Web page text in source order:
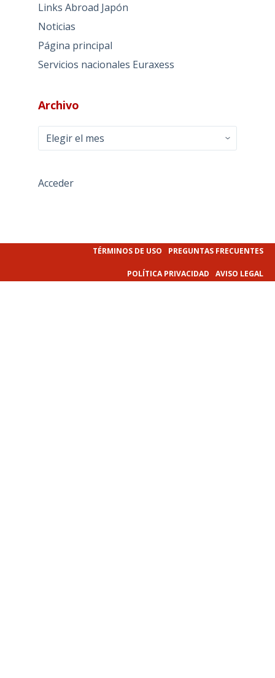
Links Abroad Japón
Noticias
Página principal
Servicios nacionales Euraxess
Archivo
Archivo
Acceder
TÉRMINOS DE USO PREGUNTAS FRECUENTES
POLÍTICA PRIVACIDAD AVISO LEGAL